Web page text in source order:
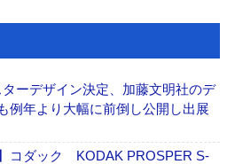
ーデザイン決定、加藤文明社のデ
年より大幅に前倒し公開し出展
コダック KODAK PROSPER S-